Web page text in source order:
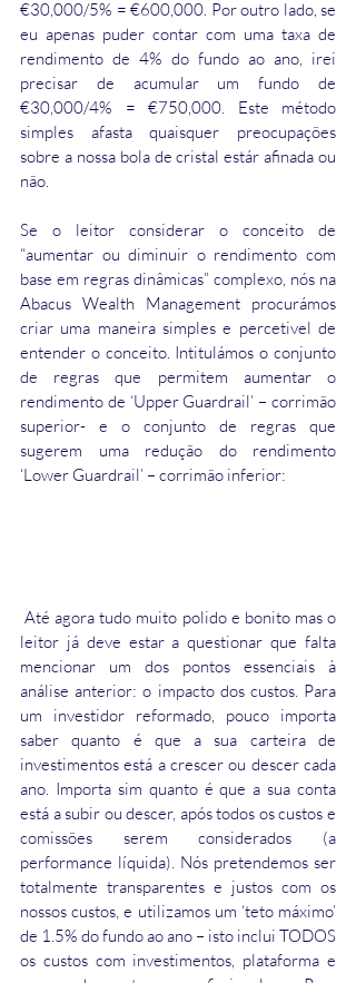
€30,000/5% = €600,000. Por outro lado, se
eu apenas puder contar com uma taxa de
rendimento de 4% do fundo ao ano, irei
precisar de acumular um fundo de
€30,000/4% = €750,000. Este método
simples afasta quaisquer preocupações
sobre a nossa bola de cristal estár afinada ou
não.
Se o leitor considerar o conceito de
“aumentar ou diminuir o rendimento com
base em regras dinâmicas” complexo, nós na
Abacus Wealth Management procurámos
criar uma maneira simples e percetivel de
entender o conceito. Intitulámos o conjunto
de regras que permitem aumentar o
rendimento de ‘Upper Guardrail’ – corrimão
superior- e o conjunto de regras que
sugerem uma redução do rendimento
‘Lower Guardrail’ – corrimão inferior:
Até agora tudo muito polido e bonito mas o
leitor já deve estar a questionar que falta
mencionar um dos pontos essenciais à
análise anterior: o impacto dos custos. Para
um investidor reformado, pouco importa
saber quanto é que a sua carteira de
investimentos está a crescer ou descer cada
ano. Importa sim quanto é que a sua conta
está a subir ou descer, após todos os custos e
comissões serem considerados (a
performance líquida). Nós pretendemos ser
totalmente transparentes e justos com os
nossos custos, e utilizamos um ‘teto máximo’
de 1.5% do fundo ao ano – isto inclui TODOS
os custos com investimentos, plataforma e